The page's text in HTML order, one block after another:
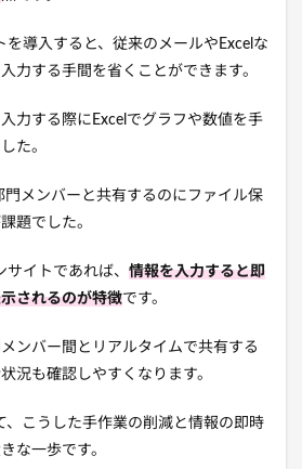
を導入すると、従来のメールやExcelな
力する手間を省くことができます。
力する際にExcelでグラフや数値を手
た。
門メンバーと共有するのにファイル保
題でした。
イトであれば、 情報を入力すると即
されるのが特徴です。
ンバー間とリアルタイムで共有する
況も確認しやすくなります。
、こうした手作業の削減と情報の即時
な一歩です。